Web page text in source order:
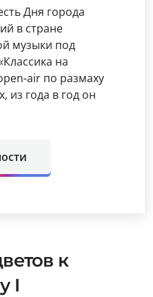
Дня города
в стране
музыки под
на
air по размаху
из года в год он
к
I